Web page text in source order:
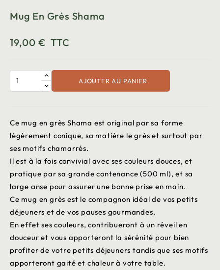
Mug En Grès Shama
19,00 € TTC
AJOUTER AU PANIER
Ce mug en grès Shama est original par sa forme
légèrement conique, sa matière le grès et surtout par
ses motifs chamarrés.
Il est à la fois convivial avec ses couleurs douces, et
pratique par sa grande contenance (500 ml), et sa
large anse pour assurer une bonne prise en main.
Ce mug en grès est le compagnon idéal de vos petits
déjeuners et de vos pauses gourmandes.
En effet ses couleurs, contribueront à un réveil en
douceur et vous apporteront la sérénité pour bien
profiter de votre petits déjeuners tandis que ses motifs
apporteront gaité et chaleur à votre table.